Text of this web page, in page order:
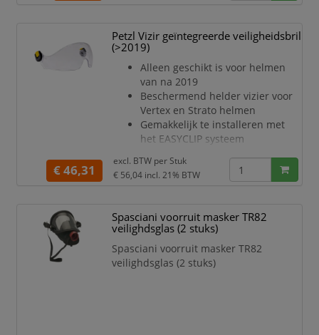
Petzl Vizir geïntegreerde veiligheidsbril
(>2019)
Alleen geschikt is voor helmen
van na 2019
Beschermend helder vizier voor
Vertex en Strato helmen
Gemakkelijk te installeren met
het EASYCLIP systeem
Gewicht: 80 gram
€ 46,31
excl. BTW per Stuk
€ 56,04 incl. 21% BTW
Spasciani voorruit masker TR82
veilighdsglas (2 stuks)
Spasciani voorruit masker TR82
veilighdsglas (2 stuks)